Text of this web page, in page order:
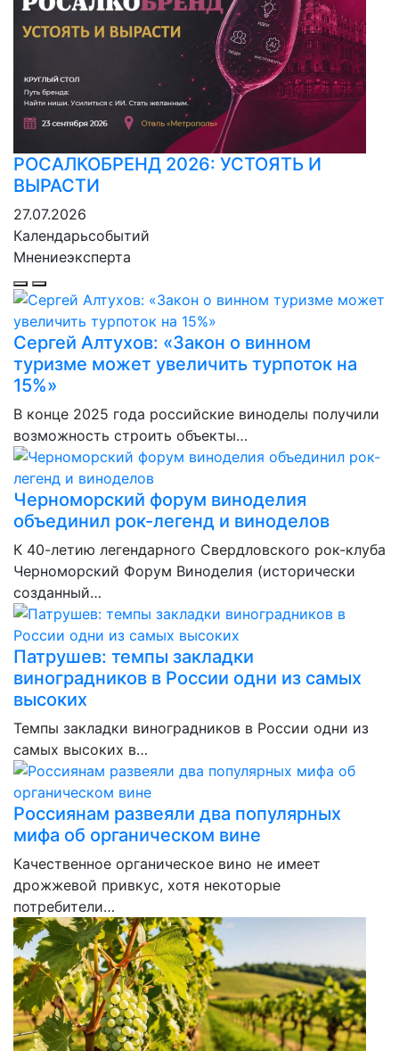
РОСАЛКОБРЕНД 2026: УСТОЯТЬ И
ВЫРАСТИ
27.07.2026
Календарьсобытий
Мнениеэксперта
Сергей Алтухов: «Закон о винном
туризме может увеличить турпоток на
15%»
В конце 2025 года российские виноделы получили
возможность строить объекты…
Черноморский форум виноделия
объединил рок-легенд и виноделов
К 40-летию легендарного Свердловского рок-клуба
Черноморский Форум Виноделия (исторически
созданный…
Патрушев: темпы закладки
виноградников в России одни из самых
высоких
Темпы закладки виноградников в России одни из
самых высоких в…
Россиянам развеяли два популярных
мифа об органическом вине
Качественное органическое вино не имеет
дрожжевой привкус, хотя некоторые
потребители…